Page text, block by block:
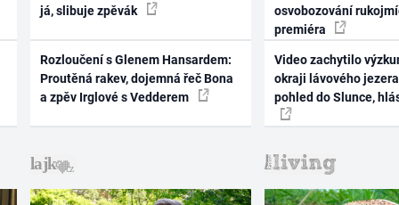
já, slibuje zpěvák
Rozloučení s Glenem Hansardem:
Proutěná rakev, dojemná řeč Bona
a zpěv Irglové s Vedderem
osvobozování
premiéra
Video zachytilo
okraji lávového
pohled do Slunce,